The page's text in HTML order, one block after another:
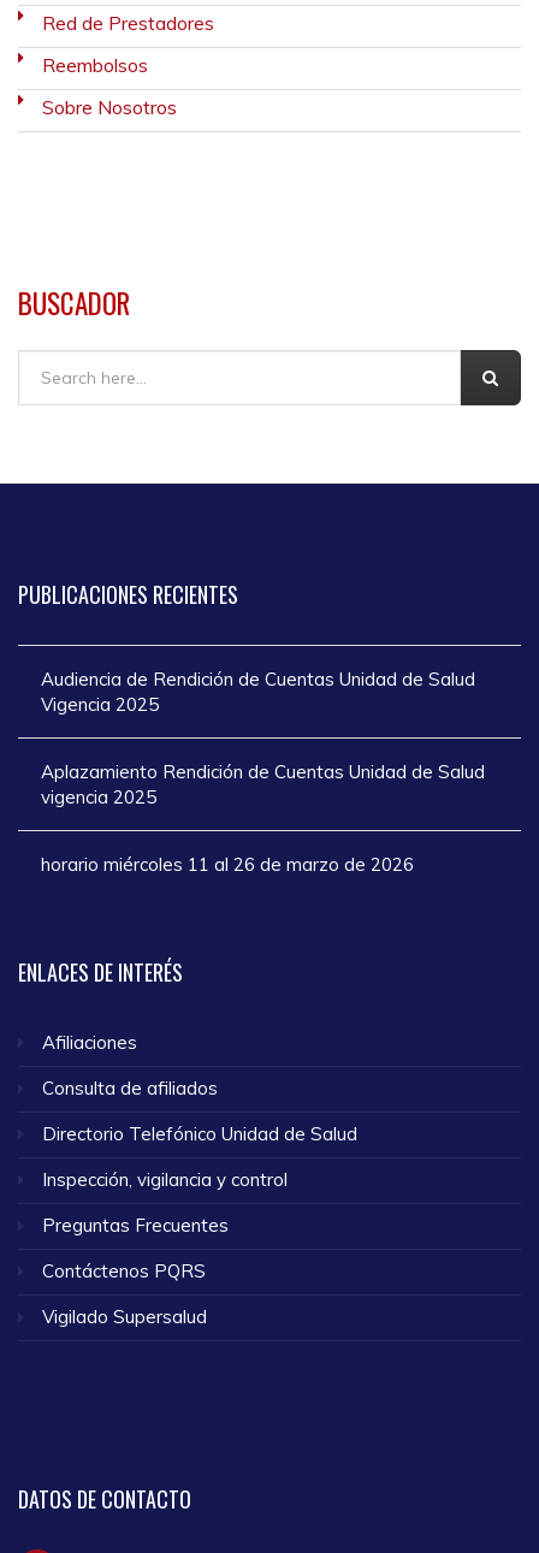
Red de Prestadores
Reembolsos
Sobre Nosotros
BUSCADOR
Buscar
PUBLICACIONES RECIENTES
Audiencia de Rendición de Cuentas Unidad de Salud
Vigencia 2025
Aplazamiento Rendición de Cuentas Unidad de Salud
vigencia 2025
horario miércoles 11 al 26 de marzo de 2026
ENLACES DE INTERÉS
Afiliaciones
Consulta de afiliados
Directorio Telefónico Unidad de Salud
Inspección, vigilancia y control
Preguntas Frecuentes
Contáctenos PQRS
Vigilado Supersalud
DATOS DE CONTACTO